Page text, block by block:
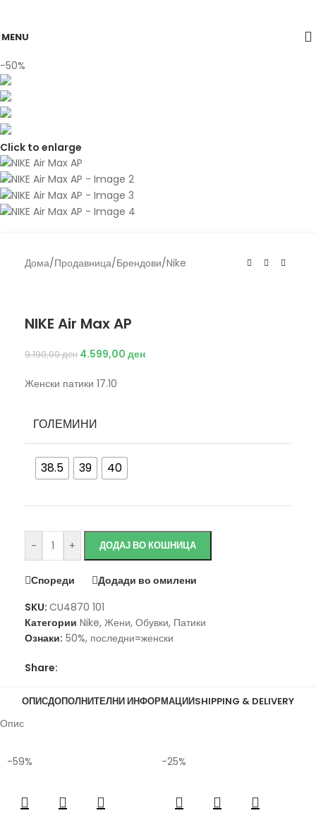
MENU
-50%
Click to enlarge
Дома/Продавница/Брендови/Nike
NIKE Air Max AP
9.190,00ден 4.599,00 ден
Женски патики 17.10
ГОЛЕМИНИ
38.5 39 40
- + ДОДАЈ ВО КОШНИЦА
Спореди
Додади во омилени
SKU: CU4870 101
Категории Nike, Жени, Обувки, Патики
Ознаки: 50%, последни=женски
Share:
ОПИСДОПОЛНИТЕЛНИ ИНФОРМАЦИИSHIPPING & DELIVERY
Опис
-59% -25%